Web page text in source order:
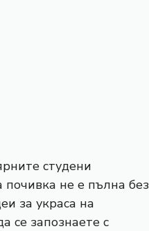
студени
почивка не е пълна без
за украса на
се запознаете с